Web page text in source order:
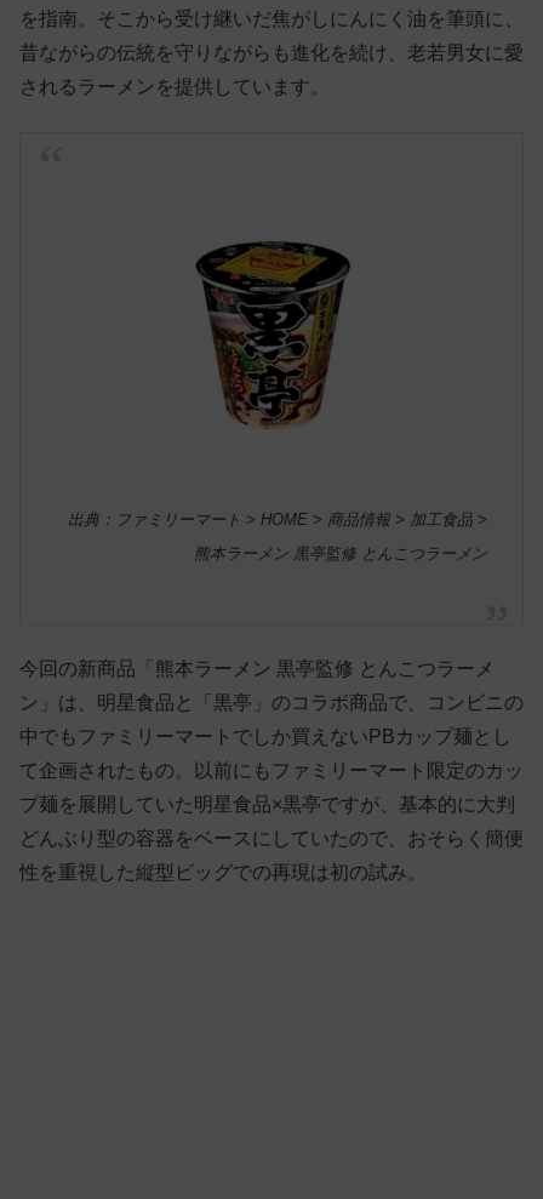
を指南。そこから受け継いだ焦がしにんにく油を筆頭に、
昔ながらの伝統を守りながらも進化を続け、老若男女に愛
されるラーメンを提供しています。
出典：ファミリーマート > HOME > 商品情報 > 加工食品 >
熊本ラーメン 黒亭監修 とんこつラーメン
今回の新商品「熊本ラーメン 黒亭監修 とんこつラーメ
ン」は、明星食品と「黒亭」のコラボ商品で、コンビニの
中でもファミリーマートでしか買えないPBカップ麺とし
て企画されたもの。以前にもファミリーマート限定のカッ
プ麺を展開していた明星食品×黒亭ですが、基本的に大判
どんぶり型の容器をベースにしていたので、おそらく簡便
性を重視した縦型ビッグでの再現は初の試み。